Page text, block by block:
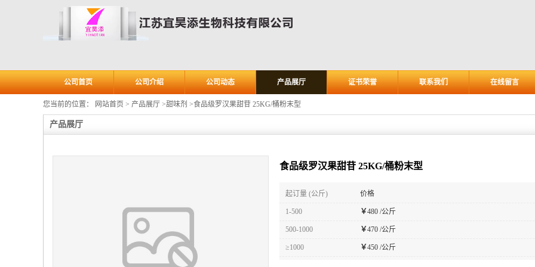
公司首页 公司介绍 公司动态 产品展厅 证书荣誉 联系我们 在线留言
您当前的位置： 网站首页 > 产品展厅 >甜味剂 >食品级罗汉果甜苷 25KG/桶粉末型
产品展厅
食品级罗汉果甜苷 25KG/桶粉末型
起订量 (公斤) 价格
1-500 ￥480 /公斤
500-1000 ￥470 /公斤
≥1000 ￥450 /公斤